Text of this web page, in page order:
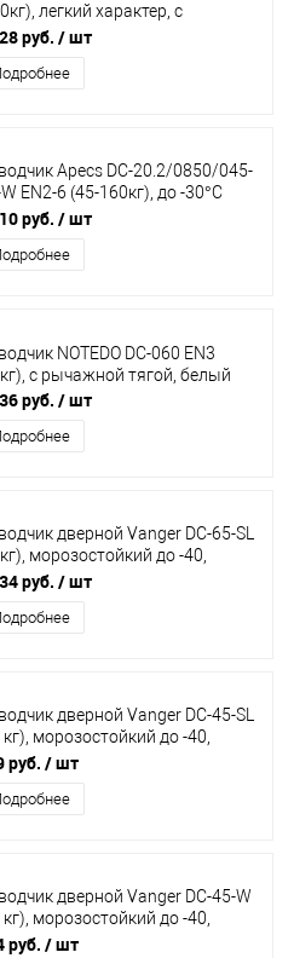
легкий характер, с
тягой, серебро
руб. / шт
Apecs DC-20.2/0850/045-
EN2-6 (45-160кг), до -30°С
руб. / шт
NOTEDO DC-060 EN3
с рычажной тягой, белый
руб. / шт
дверной Vanger DC-65-SL
морозостойкий до -40,
00022830
руб. / шт
дверной Vanger DC-45-SL
кг), морозостойкий до -40,
00022827
руб. / шт
дверной Vanger DC-45-W
кг), морозостойкий до -40,
00022828
руб. / шт